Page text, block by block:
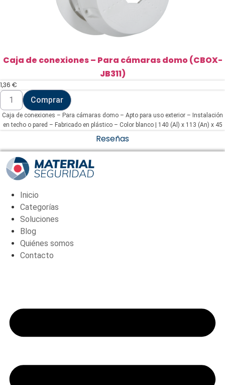
Caja de conexiones – Para cámaras domo (CBOX-
JB311)
1,36 €
Caja
conexiones
-
Para
(CBOX-
JB311)
cantidad
Comprar
Caja de conexiones – Para cámaras domo – Apto para uso exterior – Instalación
en techo o pared – Fabricado en plástico – Color blanco | 140 (Al) x 113 (An) x 45
(Fo) mm
Reseñas
Inicio
Categorías
Soluciones
Blog
Quiénes somos
Contacto